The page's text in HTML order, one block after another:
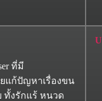
ที่มี
แก้ปัญหาเรื่องขน
ทั้งรักแร้ หนวด